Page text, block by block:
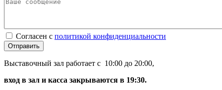
Согласен с политикой конфиденциальности
Отправить
Выставочный зал работает с 10:00 до 20:00,
вход в зал и касса закрываются в 19:30.